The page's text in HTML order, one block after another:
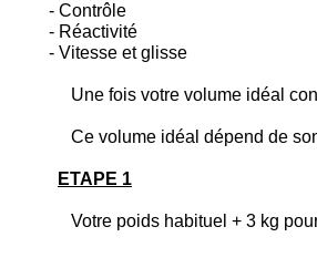
- Contrôle
- Réactivité
- Vitesse et glisse
Une fois votre volume idéal
Ce volume idéal dépend de
ETAPE 1
Votre poids habituel + 3 kg